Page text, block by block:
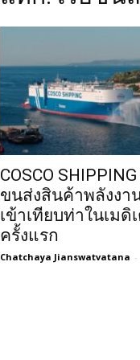
COSCO
ขนส่งสินค้าพลังงา
เข้าเทียบท่าในเมดิ
ครั้งแรก
Chatchaya Jianswatvatana -